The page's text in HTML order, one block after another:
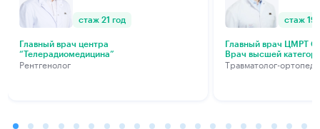
стаж 21 год
Главный врач центра
“Телерадиомедицина”
Рентгенолог
стаж 19
Главный врач ЦМРТ
Врач высшей
Травматолог-ортопед